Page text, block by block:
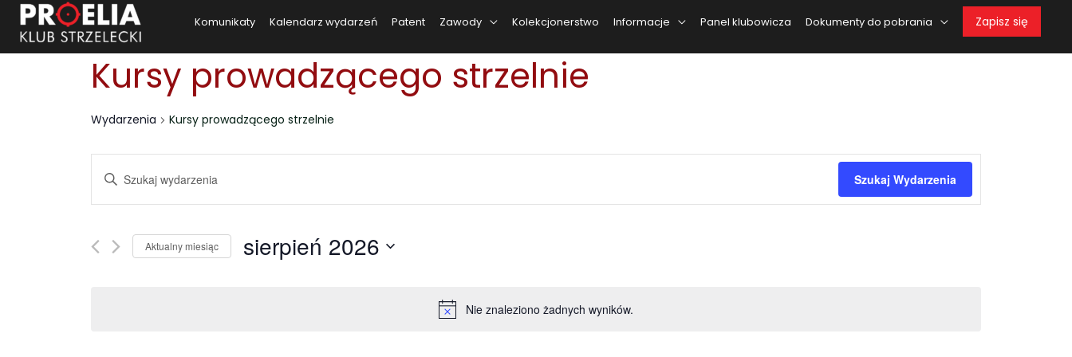
Komunikaty Kalendarz wydarzeń Patent Zawody Kolekcjonerstwo Informacje Panel klubowicza Dokumenty do pobrania Zapisz się
Nie znaleziono żadnych wyników.
Kursy prowadzącego strzelnie
Wydarzenia Kursy prowadzącego strzelnie
Wydarzenia
Search
and
Wpisz
wg
Szukaj Wydarzenia
Aktualny miesiąc sierpień 2026